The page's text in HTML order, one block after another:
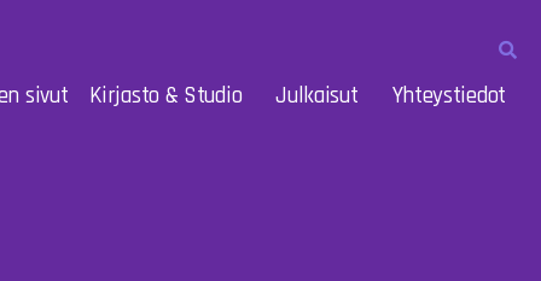
sivut Kirjasto & Studio Julkaisut Yhteystiedot